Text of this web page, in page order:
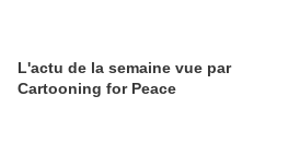
L'actu de la semaine vue par
Cartooning for Peace